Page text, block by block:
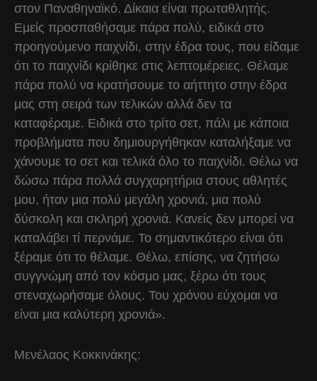
στον Παναθηναϊκό. Δίκαια είναι πρωταθλητής.
Εμείς προσπαθήσαμε πάρα πολύ, ειδικά στο
προηγούμενο παιχνίδι, στην έδρα τους, που είδαμε
ότι το παιχνίδι κρίθηκε στις λεπτομέρειες. Θέλαμε
πάρα πολύ να κρατήσουμε το αήττητο στην έδρα
μας στη σειρά των τελικών αλλά δεν τα
καταφέραμε. Ειδικά στο τρίτο σετ, πάλι με κάποια
προβλήματα που δημιουργήθηκαν καταλήξαμε να
χάνουμε το σετ και τελικά όλο το παιχνίδι. Θέλω να
δώσω πάρα πολλά συγχαρητήρια στους αθλητές
μου, ήταν μια πολύ μεγάλη χρονιά, μια πολύ
δύσκολη και σκληρή χρονιά. Κανείς δεν μπορεί να
καταλάβει τί περνάμε. Το σημαντικότερο είναι ότι
ξέραμε ότι το θέλαμε. Θέλω, επίσης, να ζητήσω
συγγνώμη από τον κόσμο μας, ξέρω ότι τους
στεναχωρήσαμε όλους. Του χρόνου εύχομαι να
είναι μια καλύτερη χρονιά».
Μενέλαος Κοκκινάκης: